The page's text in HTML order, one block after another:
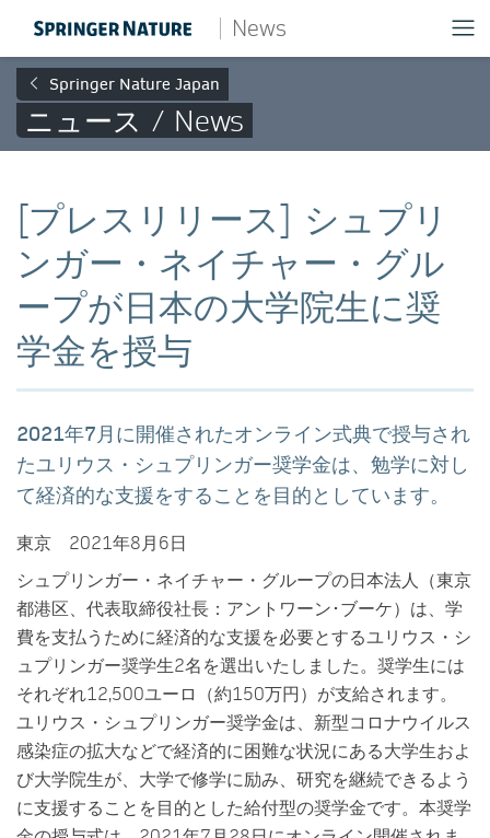
News
Springer Nature Japan
ニュース / News
[プレスリリース] シュプリ
ンガー・ネイチャー・グル
ープが日本の大学院生に奨
学金を授与
2021年7月に開催されたオンライン式典で授与され
たユリウス・シュプリンガー奨学金は、勉学に対し
て経済的な支援をすることを目的としています。
東京 2021年8月6日
シュプリンガー・ネイチャー・グループの日本法人（東京
都港区、代表取締役社長：アントワーン･ブーケ）は、学
費を支払うために経済的な支援を必要とするユリウス・シ
ュプリンガー奨学生2名を選出いたしました。奨学生には
それぞれ12,500ユーロ（約150万円）が支給されます。
ユリウス・シュプリンガー奨学金は、新型コロナウイルス
感染症の拡大などで経済的に困難な状況にある大学生およ
び大学院生が、大学で修学に励み、研究を継続できるよう
に支援することを目的とした給付型の奨学金です。本奨学